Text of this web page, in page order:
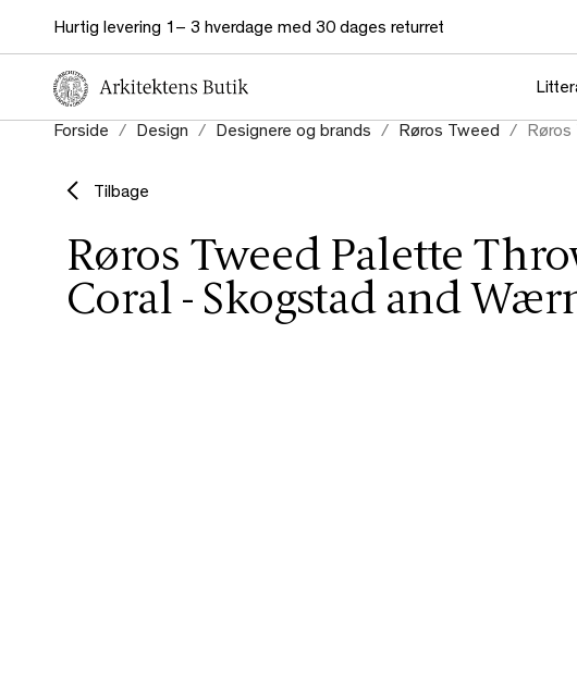
Hurtig levering 1– 3 hverdage med 30 dages returret
Forside Design Designere og brands Røros Tweed Røros
Tilbage
Røros Tweed Palette
Coral - Skogstad and